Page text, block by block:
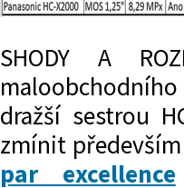
SHODY A
dražší sestrou
zmínit především
par excellence